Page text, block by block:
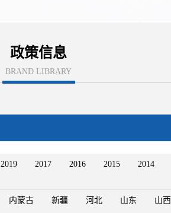
政策信息
BRAND LIBRARY
2019 2017 2016 2015 2014
内蒙古 新疆 河北 山东 山西